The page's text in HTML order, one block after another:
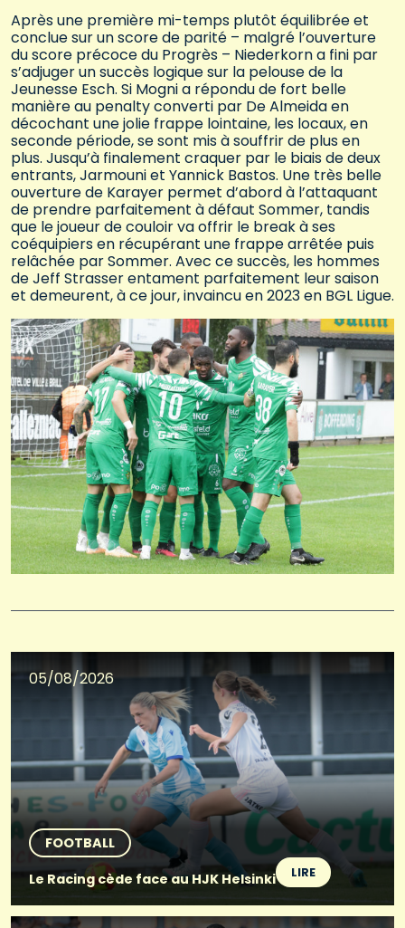
Après une première mi-temps plutôt équilibrée et
conclue sur un score de parité – malgré l’ouverture
du score précoce du Progrès – Niederkorn a fini par
s’adjuger un succès logique sur la pelouse de la
Jeunesse Esch. Si Mogni a répondu de fort belle
manière au penalty converti par De Almeida en
décochant une jolie frappe lointaine, les locaux, en
seconde période, se sont mis à souffrir de plus en
plus. Jusqu’à finalement craquer par le biais de deux
entrants, Jarmouni et Yannick Bastos. Une très belle
ouverture de Karayer permet d’abord à l’attaquant
de prendre parfaitement à défaut Sommer, tandis
que le joueur de couloir va offrir le break à ses
coéquipiers en récupérant une frappe arrêtée puis
relâchée par Sommer. Avec ce succès, les hommes
de Jeff Strasser entament parfaitement leur saison
et demeurent, à ce jour, invaincu en 2023 en BGL Ligue.
05/08/2026
FOOTBALL
Le Racing cède face au HJK Helsinki
LIRE